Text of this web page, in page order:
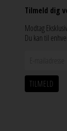
Tilmeld dig
Modtag
Du kan til